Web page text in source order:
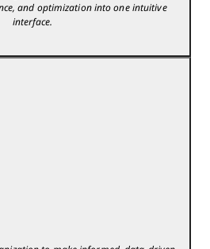
and optimization into one intuitive
interface.